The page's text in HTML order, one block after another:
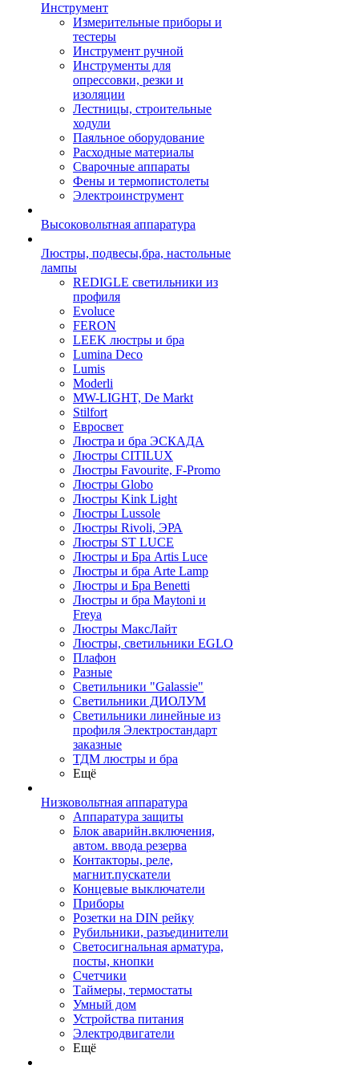
Инструмент
Измерительные приборы и
тестеры
Инструмент ручной
Инструменты для
опрессовки, резки и
изоляции
Лестницы, строительные
ходули
Паяльное оборудование
Расходные материалы
Сварочные аппараты
Фены и термопистолеты
Электроинструмент
Высоковольтная аппаратура
Люстры, подвесы,бра, настольные
лампы
REDIGLE светильники из
профиля
Evoluce
FERON
LEEK люстры и бра
Lumina Deco
Lumis
Moderli
MW-LIGHT, De Markt
Stilfort
Евросвет
Люстра и бра ЭСКАДА
Люстры CITILUX
Люстры Favourite, F-Promo
Люстры Globo
Люстры Kink Light
Люстры Lussole
Люстры Rivoli, ЭРА
Люстры ST LUCE
Люстры и Бра Artis Luce
Люстры и бра Arte Lamp
Люстры и Бра Benetti
Люстры и бра Maytoni и
Freya
Люстры МаксЛайт
Люстры, светильники EGLO
Плафон
Разные
Светильники "Galassie"
Светильники ДИОЛУМ
Светильники линейные из
профиля Электростандарт
заказные
ТДМ люстры и бра
Ещё
Низковольтная аппаратура
Аппаратура защиты
Блок аварийн.включения,
автом. ввода резерва
Контакторы, реле,
магнит.пускатели
Концевые выключатели
Приборы
Розетки на DIN рейку
Рубильники, разъединители
Светосигнальная арматура,
посты, кнопки
Счетчики
Таймеры, термостаты
Умный дом
Устройства питания
Электродвигатели
Ещё